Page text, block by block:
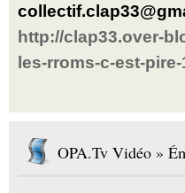
http://clap33.over-
les-rroms-c-est-pire-
OPA.Tv Vidéo »